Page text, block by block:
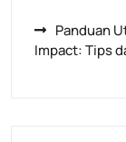
Panduan
Impact: Tips